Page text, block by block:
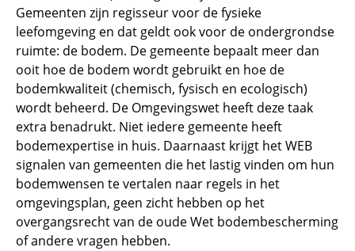
Gemeenten zijn regisseur voor de fysieke
leefomgeving en dat geldt ook voor de ondergrondse
ruimte: de bodem. De gemeente bepaalt meer dan
ooit hoe de bodem wordt gebruikt en hoe de
bodemkwaliteit (chemisch, fysisch en ecologisch)
wordt beheerd. De Omgevingswet heeft deze taak
extra benadrukt. Niet iedere gemeente heeft
bodemexpertise in huis. Daarnaast krijgt het WEB
signalen van gemeenten die het lastig vinden om hun
bodemwensen te vertalen naar regels in het
omgevingsplan, geen zicht hebben op het
overgangsrecht van de oude Wet bodembescherming
of andere vragen hebben.